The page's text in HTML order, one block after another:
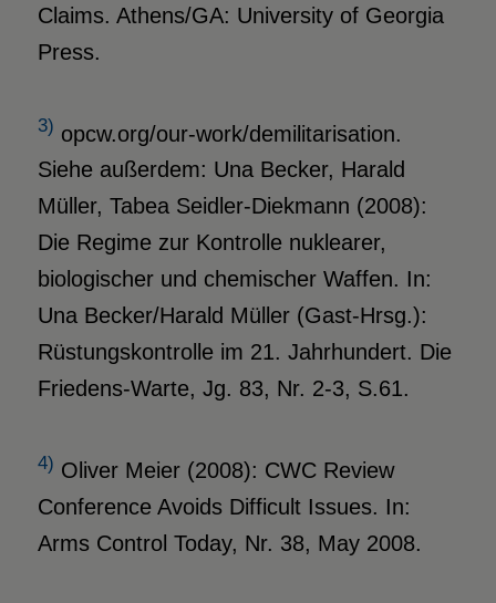
Claims. Athens/GA: University of Georgia
Press.
3) opcw.org/our-work/demilitarisation.
Siehe außerdem: Una Becker, Harald
Müller, Tabea Seidler-Diekmann (2008):
Die Regime zur Kontrolle nuklearer,
biologischer und chemischer Waffen. In:
Una Becker/Harald Müller (Gast-Hrsg.):
Rüstungskontrolle im 21. Jahrhundert. Die
Friedens-Warte, Jg. 83, Nr. 2-3, S.61.
4) Oliver Meier (2008): CWC Review
Conference Avoids Difficult Issues. In:
Arms Control Today, Nr. 38, May 2008.